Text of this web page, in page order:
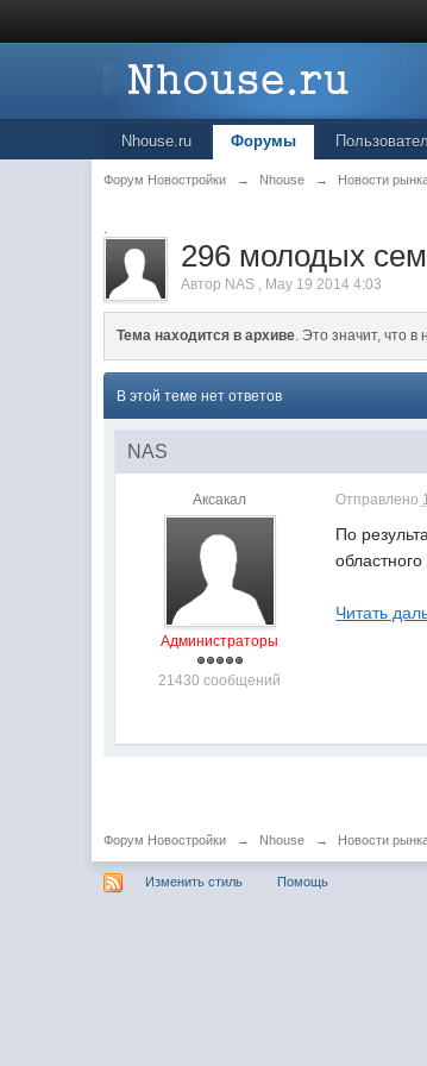
Nhouse.ru Форумы
Форум Новостройки → Nhouse → Новости
.
296 молодых
Автор NAS , May 19 2014 4:03
Тема находится в архиве. Это значит, что в
В этой теме нет ответов
NAS
Аксакал
Администраторы
21430 сообщений
Отправлено
По
Читать
Форум Новостройки → Nhouse → Новости
Изменить стиль Помощь